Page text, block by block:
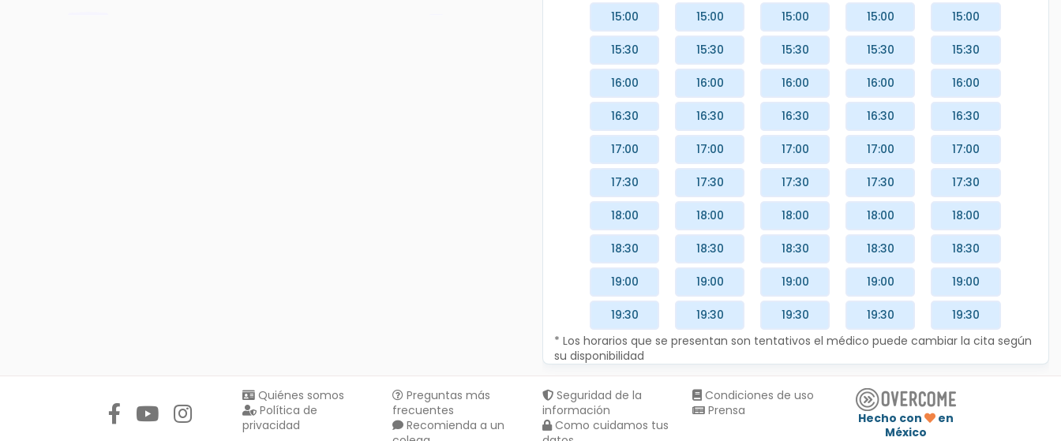
15:00
15:30
16:00
16:30
17:00
17:30
18:00
18:30
19:00
19:30
15:00
15:30
16:00
16:30
17:00
17:30
18:00
18:30
19:00
19:30
15:00
15:30
16:00
16:30
17:00
17:30
18:00
18:30
19:00
19:30
15:00
15:30
16:00
16:30
17:00
17:30
18:00
18:30
19:00
19:30
15:00
15:30
16:00
16:30
17:00
17:30
18:00
18:30
19:00
19:30
* Los horarios que se presentan son tentativos el médico puede cambiar la cita según
su disponibilidad
Quiénes somos
Política de
privacidad
Preguntas más
frecuentes
Recomienda a un
Seguridad de la
información
Como cuidamos tus
Condiciones de uso
Prensa
Hecho con
en
México